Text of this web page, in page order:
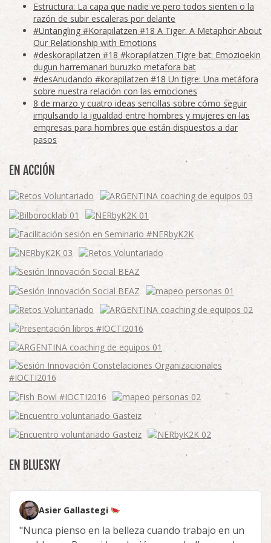
Estructura: La capa que nadie ve pero todos sienten o la
razón de subir escaleras por delante
#Untangling #Korapilatzen #18 A Tiger: A Metaphor About
Our Relationship with Emotions
#deskorapilatzen #18 #korapilatzen Tigre bat: Emozioekin
dugun harremanari buruzko metafora bat
#desAnudando #korapilatzen #18 Un tigre: Una metáfora
sobre nuestra relación con las emociones
8 de marzo y cuatro ideas sencillas sobre cómo seguir
impulsando la igualdad entre hombres y mujeres en las
empresas para hombres que están dispuestos a dar
pasos
EN ACCIÓN
EN BLUESKY
Asier Gallastegi
"Nunca pienso en la belleza cuando trabajo en un